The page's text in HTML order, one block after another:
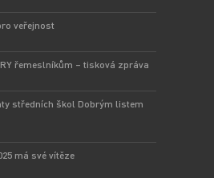
veřejnost
řemeslníkům – tisková zpráva
středních škol Dobrým listem
má své vítěze